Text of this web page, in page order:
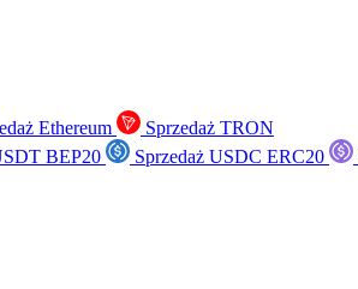
Ethereum
Sprzedaż TRON
BEP20 Sprzedaż USDC ERC20